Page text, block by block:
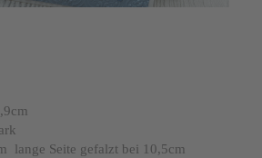
lange Seite gefalzt bei 10,5cm